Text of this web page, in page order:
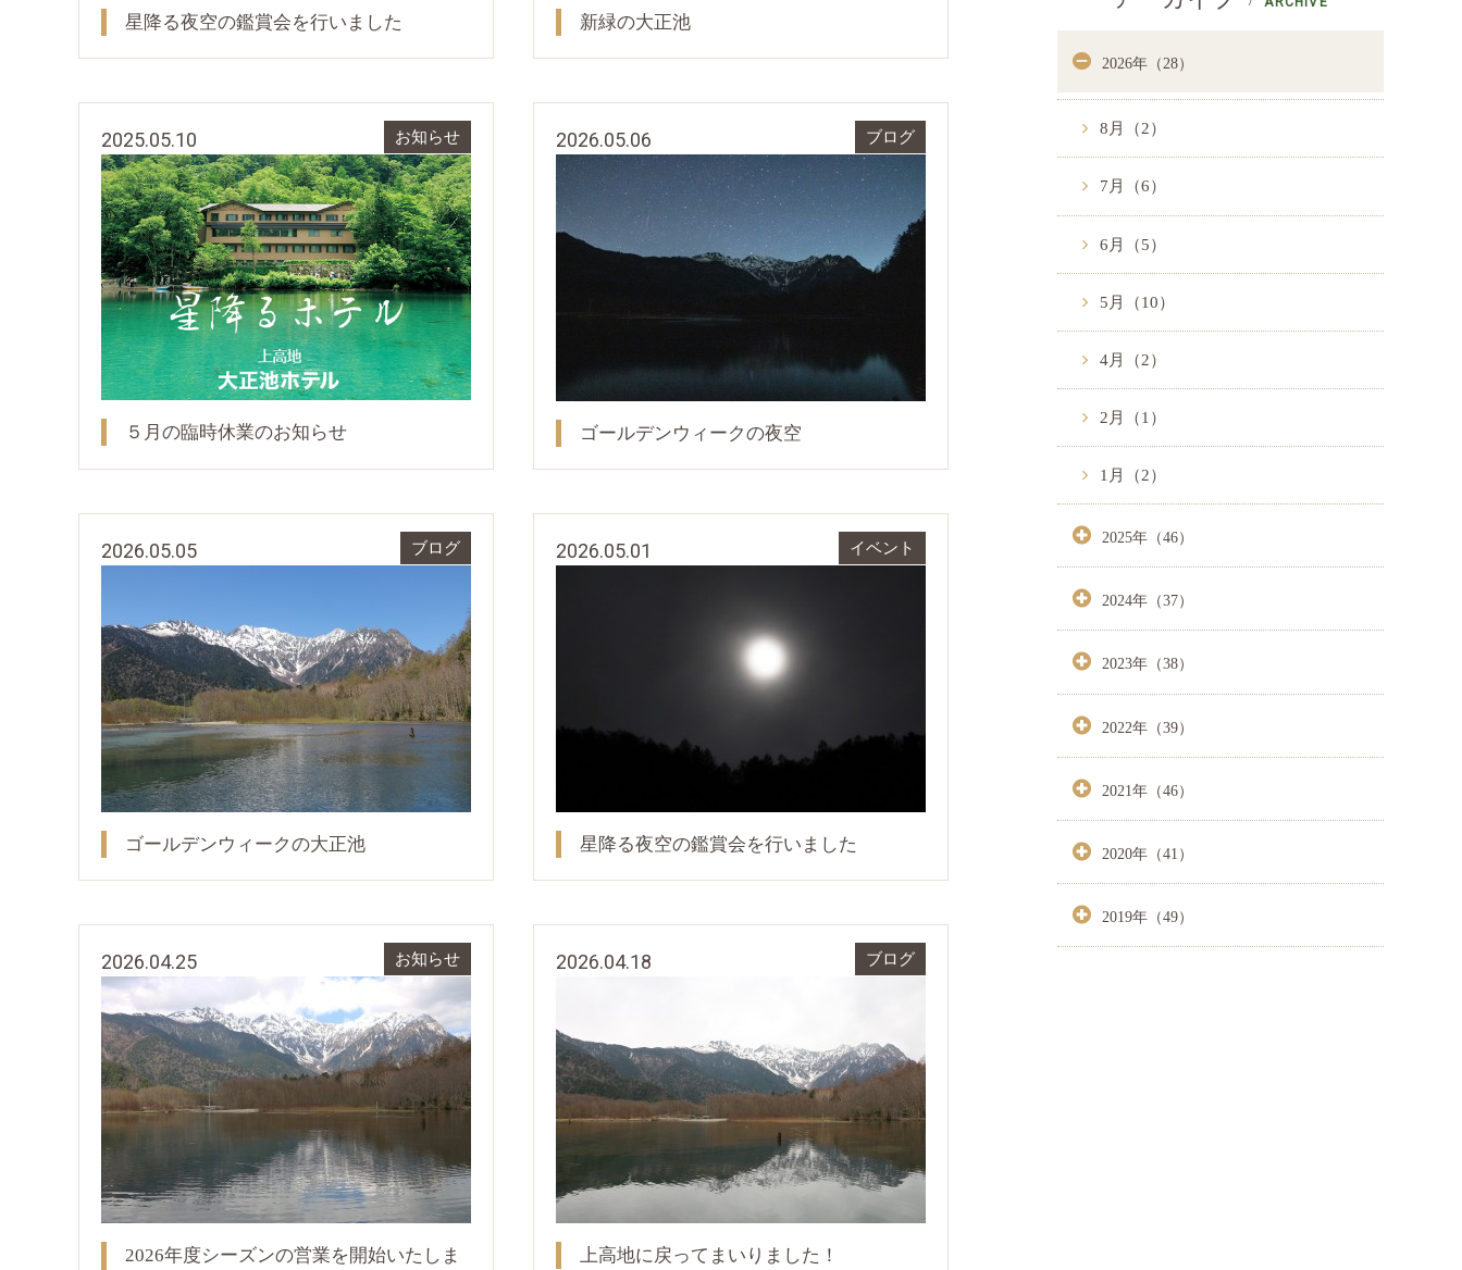
星降る夜空の鑑賞会を行いました 新緑の大正池
2025.05.10 お知らせ
５月の臨時休業のお知らせ
2026.05.06 ブログ
ゴールデンウィークの夜空
2026.05.05 ブログ
ゴールデンウィークの大正池
2026.05.01 イベント
星降る夜空の鑑賞会を行いました
2026.04.25 お知らせ
2026年度シーズンの営業を開始いたしま
2026.04.18 ブログ
上高地に戻ってまいりました！
2026年（28）
8月（2）
7月（6）
6月（5）
5月（10）
4月（2）
2月（1）
1月（2）
2025年（46）
2024年（37）
2023年（38）
2022年（39）
2021年（46）
2020年（41）
2019年（49）